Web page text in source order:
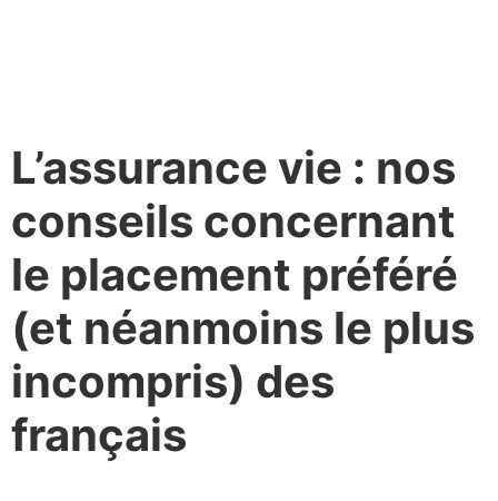
L’assurance vie : nos
conseils concernant
le placement préféré
(et néanmoins le plus
incompris) des
français